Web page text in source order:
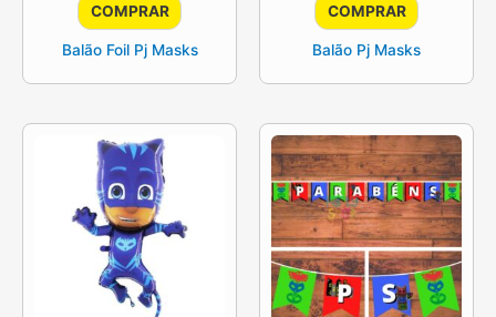
COMPRAR
Balão Foil Pj Masks
COMPRAR
Balão Pj Masks